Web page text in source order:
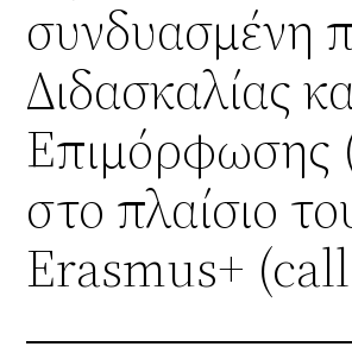
συνδυασμένη
Διδασκαλίας
Επιμόρφωσης
στο πλαίσιο
Erasmus+